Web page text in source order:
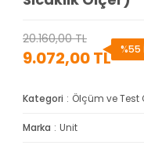
20.160,00 TL
9.072,00 TL %55
Kategori Ölçüm ve Test
Marka Unit